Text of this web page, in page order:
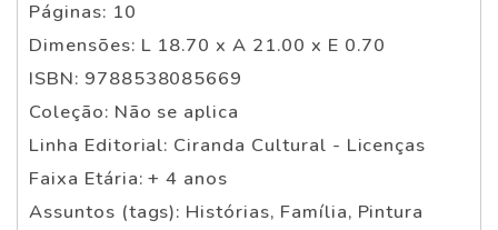
Páginas: 10
Dimensões: L 18.70 x A 21.00 x E 0.70
ISBN: 9788538085669
Coleção: Não se aplica
Linha Editorial: Ciranda Cultural - Licenças
Faixa Etária: + 4 anos
Assuntos (tags): Histórias, Família, Pintura